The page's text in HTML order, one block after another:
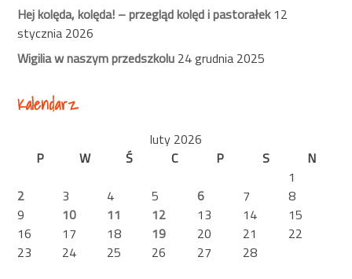
Hej kolęda, kolęda! – przegląd kolęd i pastorałek12
stycznia 2026
Wigilia w naszym przedszkolu 24 grudnia 2025
Kalendarz
luty 2026
P
W Ś C P S
N
1
2
3 4 5 6 7
8
9
10 11 12 13 14
15
16
17 18 19 20 21
22
23
24 25 26 27
28